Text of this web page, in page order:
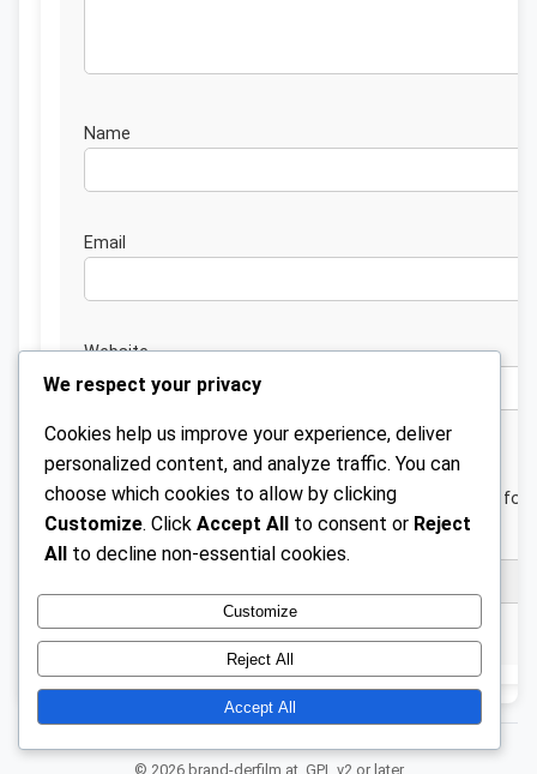
Website
Save my name, email, and website in this browser for
next time I comment.
© 2026 brand-derfilm.at. GPL v2 or later
We respect your privacy
Cookies help us improve your experience, deliver
personalized content, and analyze traffic. You can
choose which cookies to allow by clicking
Customize. Click Accept All to consent or Reject
All to decline non-essential cookies.
Customize
Reject All
Accept All